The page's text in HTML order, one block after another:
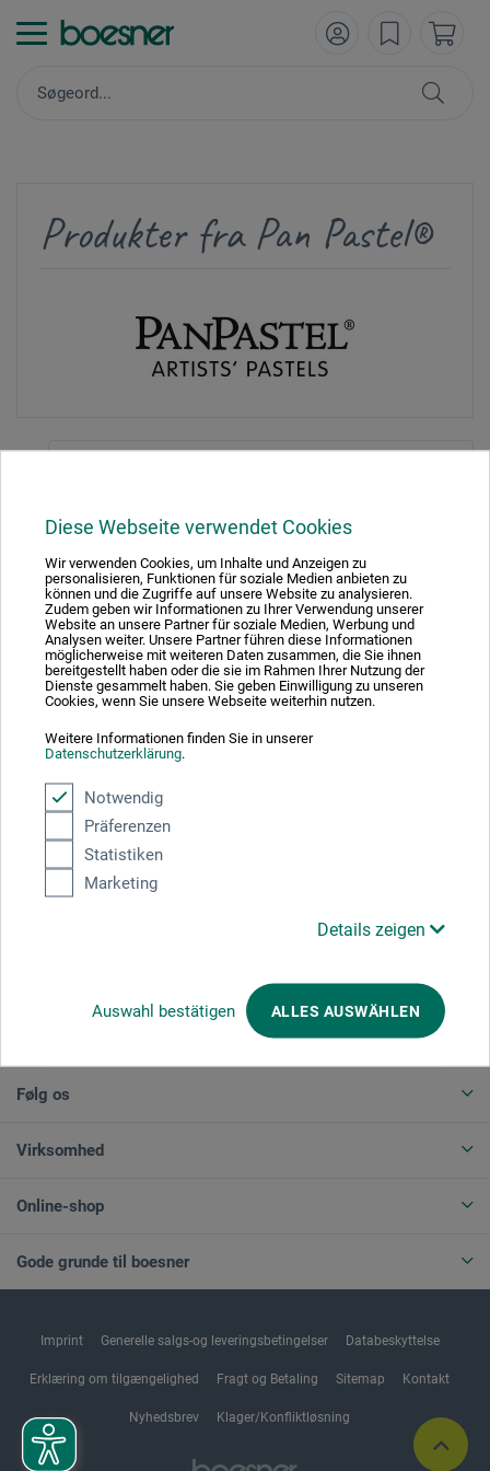
Diese Webseite verwendet Cookies
Wir verwenden Cookies, um Inhalte und Anzeigen zu
personalisieren, Funktionen für soziale Medien anbieten zu
können und die Zugriffe auf unsere Website zu analysieren.
Zudem geben wir Informationen zu Ihrer Verwendung unserer
Website an unsere Partner für soziale Medien, Werbung und
Analysen weiter. Unsere Partner führen diese Informationen
möglicherweise mit weiteren Daten zusammen, die Sie ihnen
bereitgestellt haben oder die sie im Rahmen Ihrer Nutzung der
Dienste gesammelt haben. Sie geben Einwilligung zu unseren
Cookies, wenn Sie unsere Webseite weiterhin nutzen.
Weitere Informationen finden Sie in unserer
Datenschutzerklärung.
Notwendig
Präferenzen
Statistiken
Marketing
Details zeigen
Auswahl bestätigen ALLES AUSWÄHLEN
Produkter fra Pan Pastel®
1
Absolut sikker
Betalingsmetoder
Følg os
Virksomhed
Online-shop
Gode grunde til boesner
Imprint Generelle salgs-og leveringsbetingelser Databeskyttelse
Erklæring om tilgængelighed Fragt og Betaling Sitemap Kontakt
Nyhedsbrev Klager/Konfliktløsning